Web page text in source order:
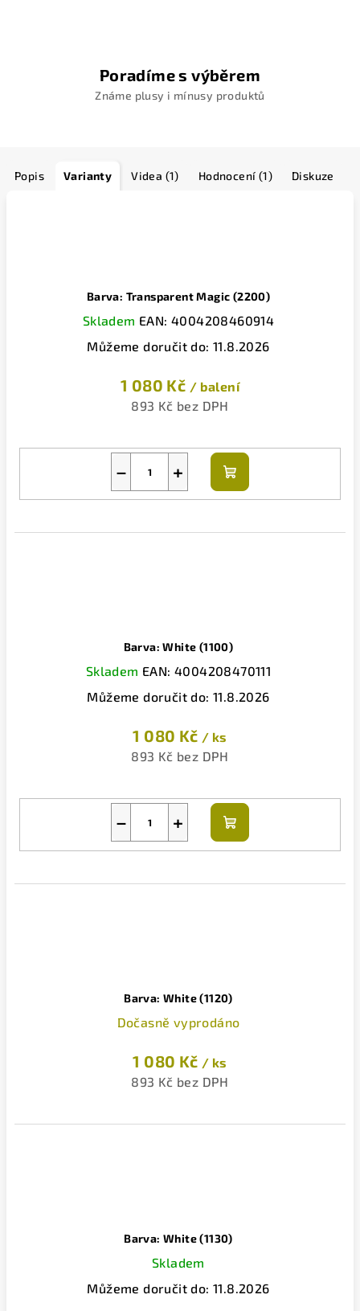
Poradíme s výběrem
Známe plusy i mínusy produktů
Popis Varianty Videa (1) Hodnocení (1) Diskuze
Barva: Transparent Magic (2200)
Skladem EAN: 4004208460914
Můžeme doručit do: 11.8.2026
1 080 Kč / balení
893 Kč bez DPH
+
−
Do
košíku
Barva: White (1100)
Skladem EAN: 4004208470111
Můžeme doručit do: 11.8.2026
1 080 Kč / ks
893 Kč bez DPH
+
−
Do
košíku
Barva: White (1120)
Dočasně vyprodáno
1 080 Kč / ks
893 Kč bez DPH
Barva: White (1130)
Skladem
Můžeme doručit do: 11.8.2026